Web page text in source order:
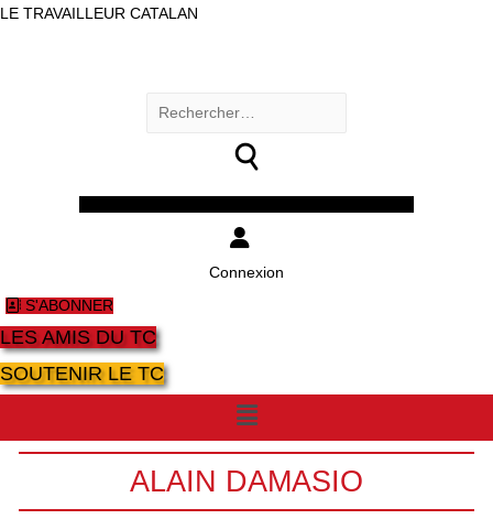
LE TRAVAILLEUR CATALAN
Rechercher :
Connexion
S'ABONNER
LES AMIS DU TC
SOUTENIR LE TC
Menu
ALAIN DAMASIO